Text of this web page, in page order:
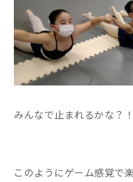
みんなで止まれるかな？！
このようにゲーム感覚で